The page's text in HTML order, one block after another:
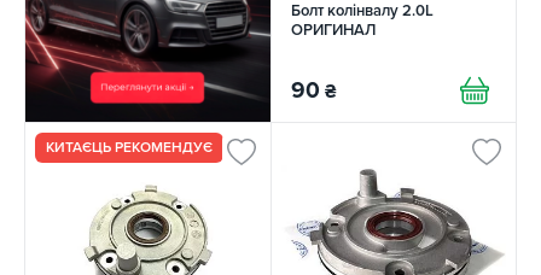
Болт колінвалу 2.0L
ОРИГИНАЛ
90 ₴
КИТАЄЦЬ РЕКОМЕНДУЄ